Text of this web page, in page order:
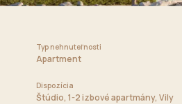
Typ nehnuteľnosti
Apartment
Dispozícia
Štúdio, 1-2 izbové apartmány, Vily